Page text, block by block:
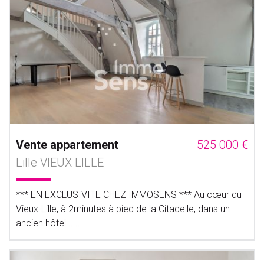
Vente appartement
525 000 €
Lille VIEUX LILLE
*** EN EXCLUSIVITE CHEZ IMMOSENS *** Au cœur du
Vieux-Lille, à 2minutes à pied de la Citadelle, dans un
ancien hôtel......